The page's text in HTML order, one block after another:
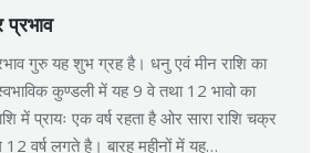
गुरु यह शुभ ग्रह है। धनु एवं मीन राशि का
कुण्डली में यह 9 वे तथा 12 भावो का
में प्रायः एक वर्ष रहता है ओर सारा राशि चक्र
वर्ष लगते है। बारह महीनों में यह…